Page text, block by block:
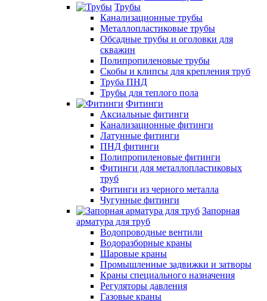
Трубы
Канализационные трубы
Металлопластиковые трубы
Обсадные трубы и оголовки для
скважин
Полипропиленовые трубы
Скобы и клипсы для крепления труб
Труба ПНД
Трубы для теплого пола
Фитинги
Аксиальные фитинги
Канализационные фитинги
Латунные фитинги
ПНД фитинги
Полипропиленовые фитинги
Фитинги для металлопластиковых
труб
Фитинги из черного металла
Чугунные фитинги
Запорная
арматура для труб
Водопроводные вентили
Водоразборные краны
Шаровые краны
Промышленные задвижки и затворы
Краны специального назначения
Регуляторы давления
Газовые краны